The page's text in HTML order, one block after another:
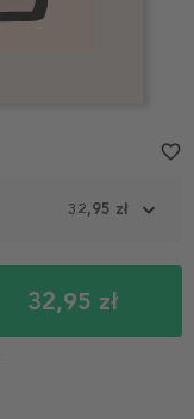
32,95 zł
32,95 zł
favorite_border